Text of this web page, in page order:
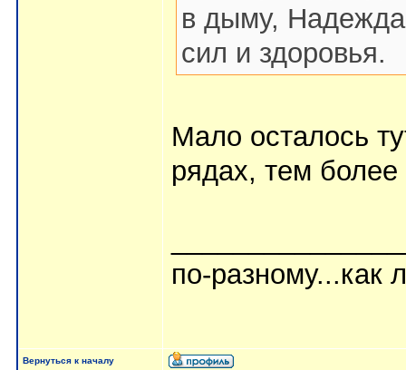
в дыму,
сил и здоровья.
Мало осталось
рядах, тем
по-разному...как
Вернуться к началу